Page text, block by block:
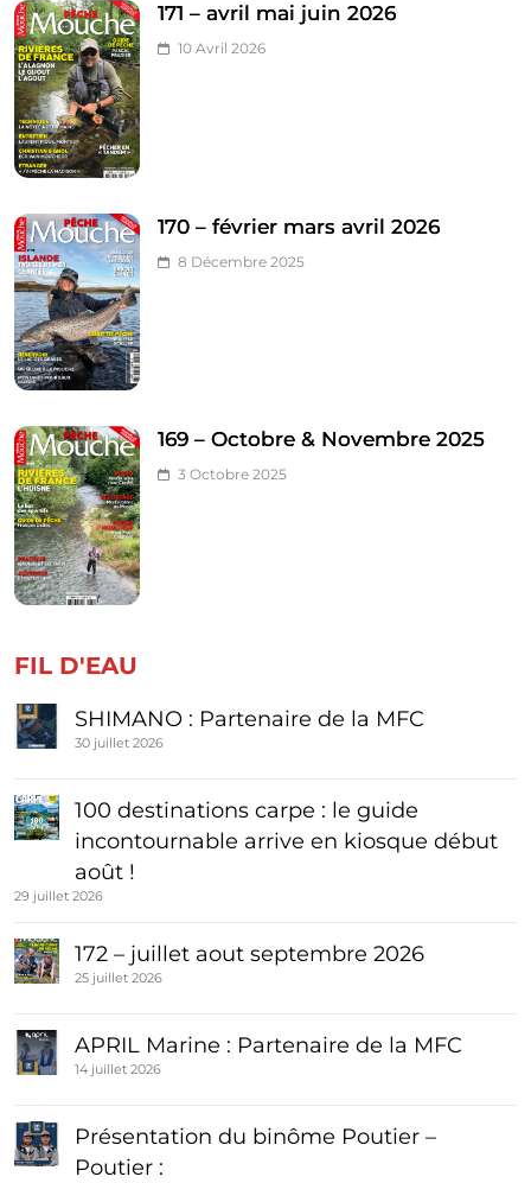
171 – avril mai juin 2026
10 Avril 2026
170 – février mars avril 2026
8 Décembre 2025
169 – Octobre & Novembre 2025
3 Octobre 2025
FIL D'EAU
SHIMANO : Partenaire de la MFC
30 juillet 2026
100 destinations carpe : le guide
incontournable arrive en kiosque début
août !
29 juillet 2026
172 – juillet aout septembre 2026
25 juillet 2026
APRIL Marine : Partenaire de la MFC
14 juillet 2026
Présentation du binôme Poutier –
Poutier :